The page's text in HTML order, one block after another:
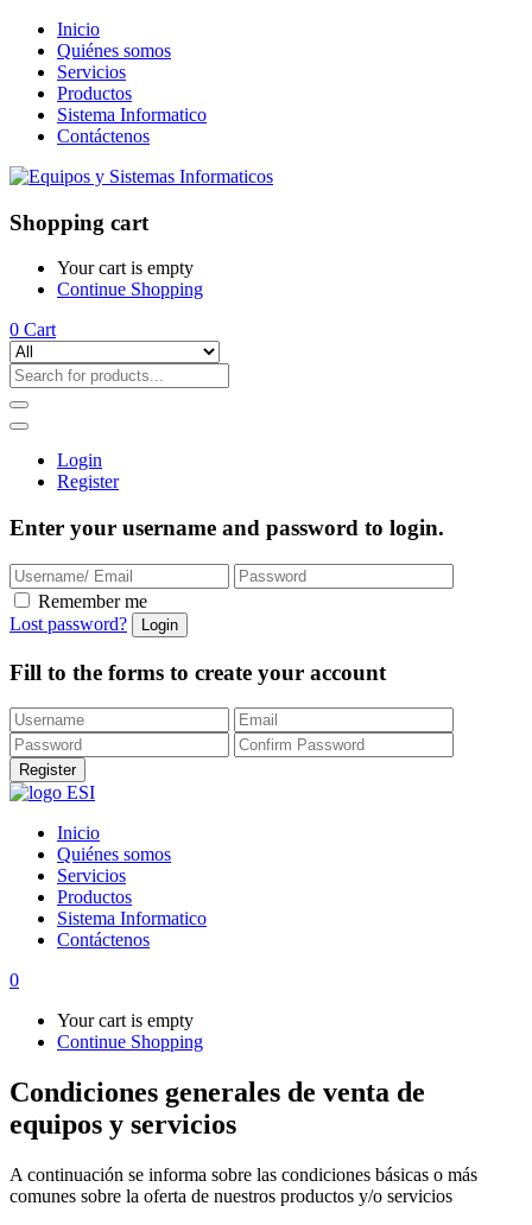
Inicio
Quiénes somos
Servicios
Productos
Sistema Informatico
Contáctenos
Shopping cart
Your cart is empty
Continue Shopping
0 Cart
Login
Register
Enter your username and password to login.
Remember me
Lost password?
Fill to the forms to create your account
Inicio
Quiénes somos
Servicios
Productos
Sistema Informatico
Contáctenos
0
Your cart is empty
Continue Shopping
Condiciones generales de venta de
equipos y servicios
A continuación se informa sobre las condiciones básicas o más
comunes sobre la oferta de nuestros productos y/o servicios